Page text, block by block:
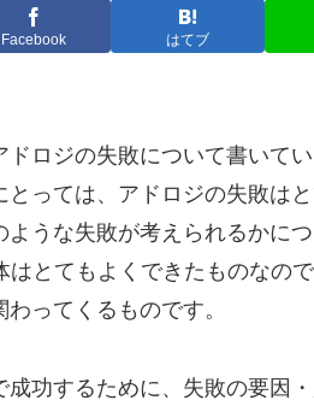
Facebook はてブ
ロジの失敗について書いて
っては、アドロジの失敗は
うな失敗が考えられるかに
とてもよくできたものなの
ってくるものです。
功するために、失敗の要因